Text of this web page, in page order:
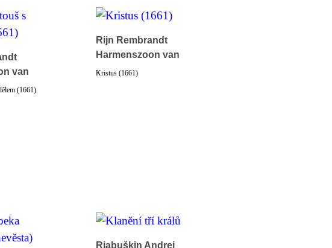
van
(1661)
Rijn Rembrandt
Harmenszoon van
Kristus (1661)
Rjabuškin Andrej